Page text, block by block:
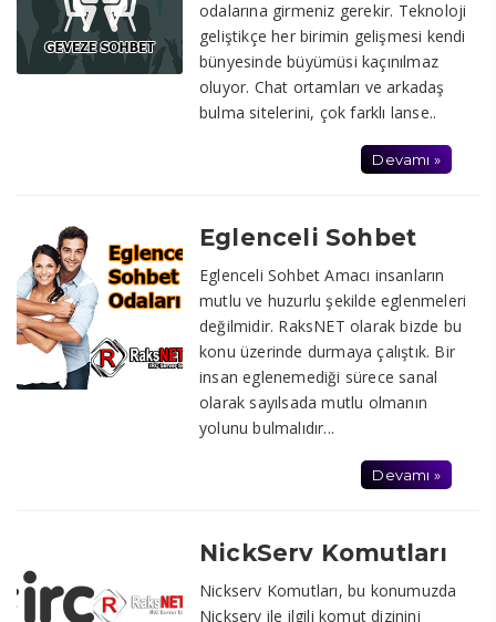
odalarına girmeniz gerekir. Teknoloji
geliştikçe her birimin gelişmesi kendi
bünyesinde büyümüsi kaçınılmaz
oluyor. Chat ortamları ve arkadaş
bulma sitelerini, çok farklı lanse..
Devamı »
Eglenceli Sohbet
Eglenceli Sohbet Amacı insanların
mutlu ve huzurlu şekilde eglenmeleri
değilmidir. RaksNET olarak bizde bu
konu üzerinde durmaya çalıştık. Bir
insan eglenemediği sürece sanal
olarak sayılsada mutlu olmanın
yolunu bulmalıdır...
Devamı »
NickServ Komutları
Nickserv Komutları, bu konumuzda
Nickserv ile ilgili komut dizinini